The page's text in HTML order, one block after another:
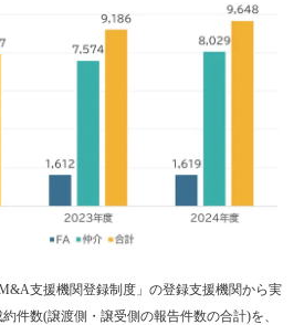
支援機関登録制度」の登録支援機関から実
件数(譲渡側・譲受側の報告件数の合計)を、